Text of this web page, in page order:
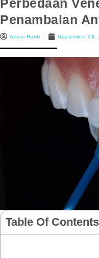
Perbedaan
Penambalan
Adam Hardi September 28,
Table Of Contents